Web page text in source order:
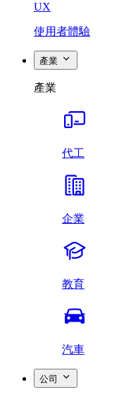
UX
使用者體驗
產業
產業
代工
企業
教育
汽車
公司